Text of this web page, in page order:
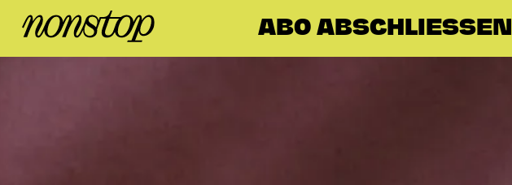
ABO ABSCHLIESSEN